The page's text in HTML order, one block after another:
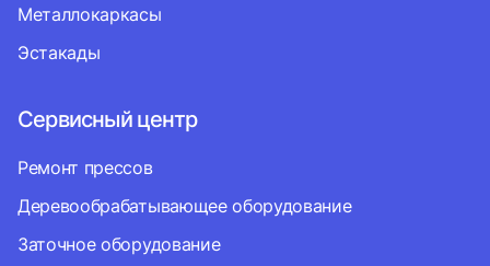
Металлокаркасы
Эстакады
Сервисный центр
Ремонт прессов
Деревообрабатывающее оборудование
Заточное оборудование